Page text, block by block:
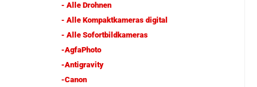
- Alle Drohnen
- Alle Kompaktkameras digital
- Alle Sofortbildkameras
-AgfaPhoto
-Antigravity
-Canon